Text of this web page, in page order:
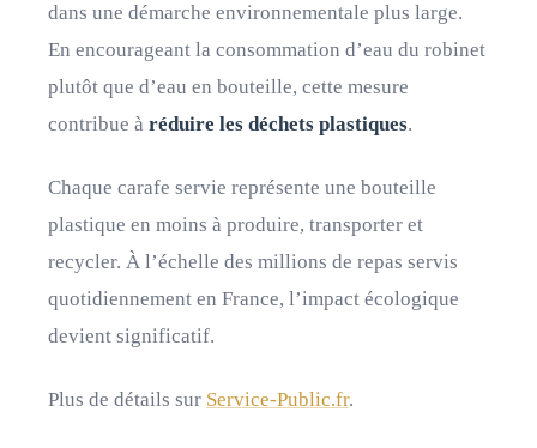
dans une démarche environnementale plus large.
En encourageant la consommation d’eau du robinet
plutôt que d’eau en bouteille, cette mesure
contribue à réduire les déchets plastiques.
Chaque carafe servie représente une bouteille
plastique en moins à produire, transporter et
recycler. À l’échelle des millions de repas servis
quotidiennement en France, l’impact écologique
devient significatif.
Plus de détails sur Service-Public.fr.